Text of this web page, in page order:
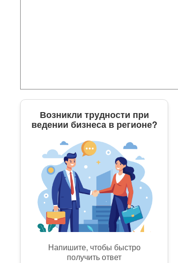
Возникли трудности при
ведении бизнеса в регионе?
Напишите, чтобы быстро
получить ответ